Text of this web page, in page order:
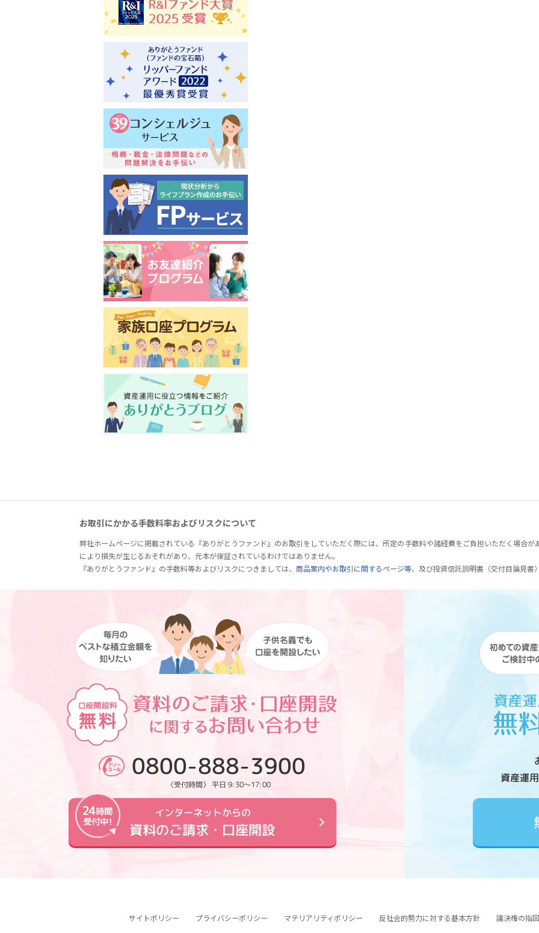
お取引にかかる手数料率およびリスクについて
弊社ホームページに掲載されている『ありがとうファンド』のお取引をしていただく際には、所定の手数料や諸経費をご負担いただく場合
により損失が生じるおそれがあり、元本が保証されているわけではありません。
『ありがとうファンド』の手数料等およびリスクにつきましては、 商品案内やお取引に関するページ等、及び投資信託説明書（交付目論見書
0800-888-3900
〈受付時間〉 平日 9:30～17:00
インターネットからの
資料のご請求・口座開設
資産運
サイトポリシー プライバシーポリシー マテリアリティポリシー 反社会的勢力に対する基本方針 議決権の指